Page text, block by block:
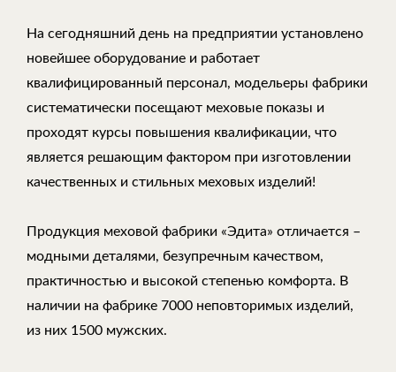
На сегодняшний день на предприятии установлено
новейшее оборудование и работает
квалифицированный персонал, модельеры фабрики
систематически посещают меховые показы и
проходят курсы повышения квалификации, что
является решающим фактором при изготовлении
качественных и стильных меховых изделий!
Продукция меховой фабрики «Эдита» отличается –
модными деталями, безупречным качеством,
практичностью и высокой степенью комфорта. В
наличии на фабрике 7000 неповторимых изделий,
из них 1500 мужских.